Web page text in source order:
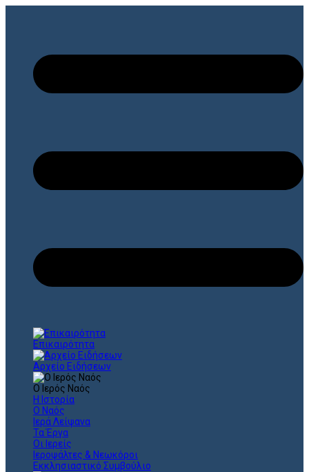
Επικαιρότητα
Αρχείο Ειδήσεων
Ο Ιερός Ναός
Η Ιστορία
Ο Ναός
Ιερά Λείψανα
Τα Έργα
Οι Ιερείς
Ιεροψάλτες & Νεωκόροι
Εκκλησιαστικό Συμβούλιο